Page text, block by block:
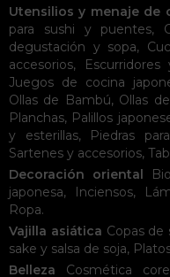
Utensilios y menaje de
para sushi y puentes,
degustación y sopa,
accesorios,
Juegos de cocina
Ollas de Bambú, Ollas
Planchas, Palillos
y esterillas, Piedras
Sartenes y accesorios,
Decoración oriental
japonesa, Inciensos,
Ropa.
Vajilla asiática Copas de
sake y salsa de soja,
Belleza
Cosmética